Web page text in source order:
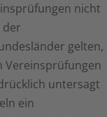
nicht
der
gelten,
Vereinsprüfungen
untersagt
ein